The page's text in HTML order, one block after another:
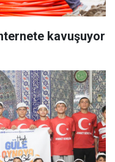
kavuşuyor